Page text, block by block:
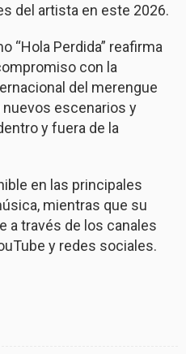
del artista en este 2026.
“Hola Perdida” reafirma
con la
del merengue
nuevos escenarios y
y fuera de la
en las principales
mientras que su
a través de los canales
y redes sociales.